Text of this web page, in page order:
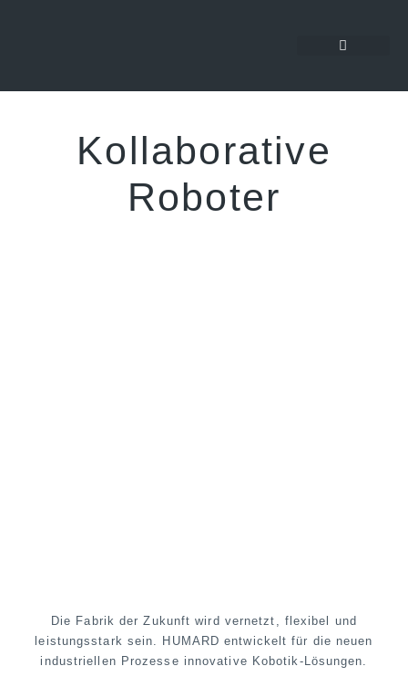
Kollaborative
Roboter
Die Fabrik der Zukunft wird vernetzt, flexibel und
leistungsstark sein. HUMARD entwickelt für die neuen
industriellen Prozesse innovative Kobotik-Lösungen.